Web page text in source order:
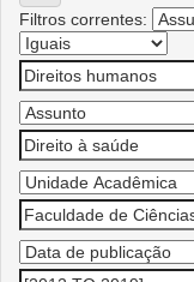
Filtros correntes: